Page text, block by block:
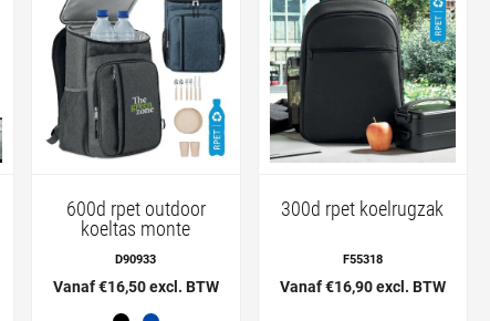
600d rpet outdoor
koeltas monte
D90933
Vanaf €16,50 excl. BTW
300d rpet koelrugzak
F55318
Vanaf €16,90 excl. BTW